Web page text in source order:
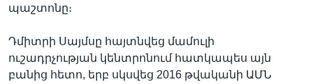
պաշտոնը։
Դմիտրի Սայմսը հայտնվեց մամուլի
ուշադրչության կենտրոնում հատկապես այն
բանից հետո, երբ սկսվեց 2016 թվականի ԱՄՆ